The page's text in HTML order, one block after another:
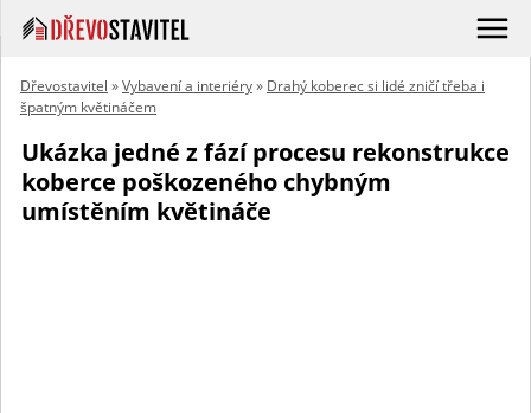
Dřevostavitel »Vybavení a interiéry» Drahý koberec si lidé zničí třeba i
špatným květináčem
Ukázka jedné z fází procesu rekonstrukce
koberce poškozeného chybným
umístěním květináče